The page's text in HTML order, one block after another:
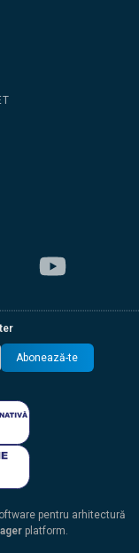
Abonează-te
pentru arhitectură
platform.